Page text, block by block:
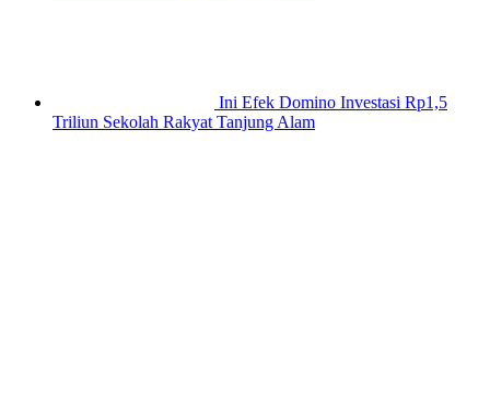
Ini Efek Domino Investasi Rp1,5
Triliun Sekolah Rakyat Tanjung Alam